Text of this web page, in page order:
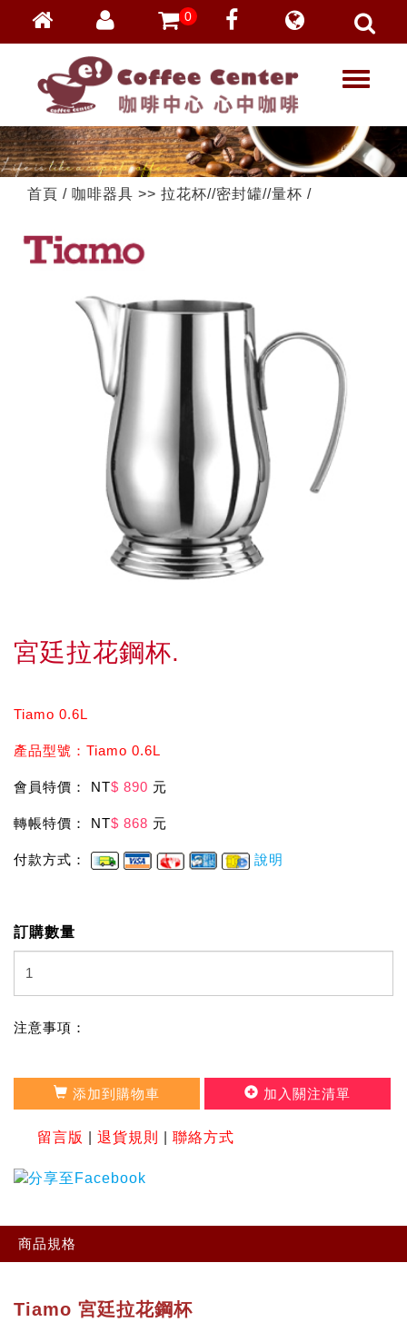
會員登入
忘記密碼
加入會員
VIP登入
VIP申請
0
T
g
l
e
首頁 / 咖啡器具 >> 拉花杯//密封罐//量杯 /
宮廷拉花鋼杯.
Tiamo 0.6L
產品型號：Tiamo 0.6L
會員特價： NT$ 890 元
轉帳特價： NT$ 868 元
付款方式： 說明
訂購數量
注意事項：
添加到購物車 加入關注清單
留言版 退貨規則 聯絡方式
商品規格
Tiamo 宮廷拉花鋼杯